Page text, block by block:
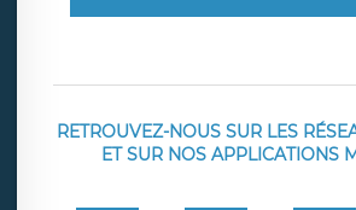
RETROUVEZ-NOUS SUR LES
ET SUR NOS APPLICATIONS